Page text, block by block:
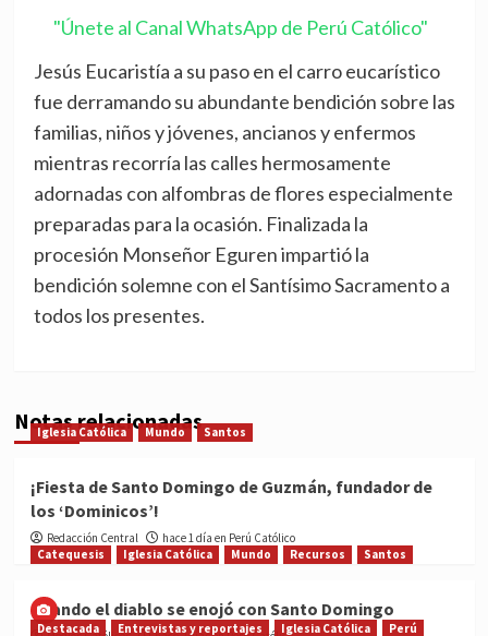
"Únete al Canal WhatsApp de Perú Católico"
Jesús Eucaristía a su paso en el carro eucarístico
fue derramando su abundante bendición sobre las
familias, niños y jóvenes, ancianos y enfermos
mientras recorría las calles hermosamente
adornadas con alfombras de flores especialmente
preparadas para la ocasión. Finalizada la
procesión Monseñor Eguren impartió la
bendición solemne con el Santísimo Sacramento a
todos los presentes.
Notas relacionadas
Iglesia Católica Mundo Santos
¡Fiesta de Santo Domingo de Guzmán, fundador de
los ‘Dominicos’!
Redacción Central
hace 1 día en Perú Católico
Catequesis
Iglesia Católica Mundo Recursos Santos
Cuando el diablo se enojó con Santo Domingo
Destacada Entrevistas y reportajes Iglesia Católica Perú